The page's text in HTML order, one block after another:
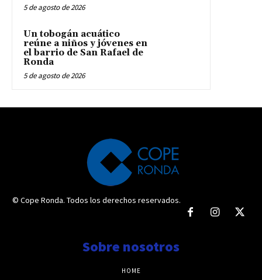
5 de agosto de 2026
Un tobogán acuático
reúne a niños y jóvenes en
el barrio de San Rafael de
Ronda
5 de agosto de 2026
© Cope Ronda. Todos los derechos reservados.
Sobre nosotros
HOME